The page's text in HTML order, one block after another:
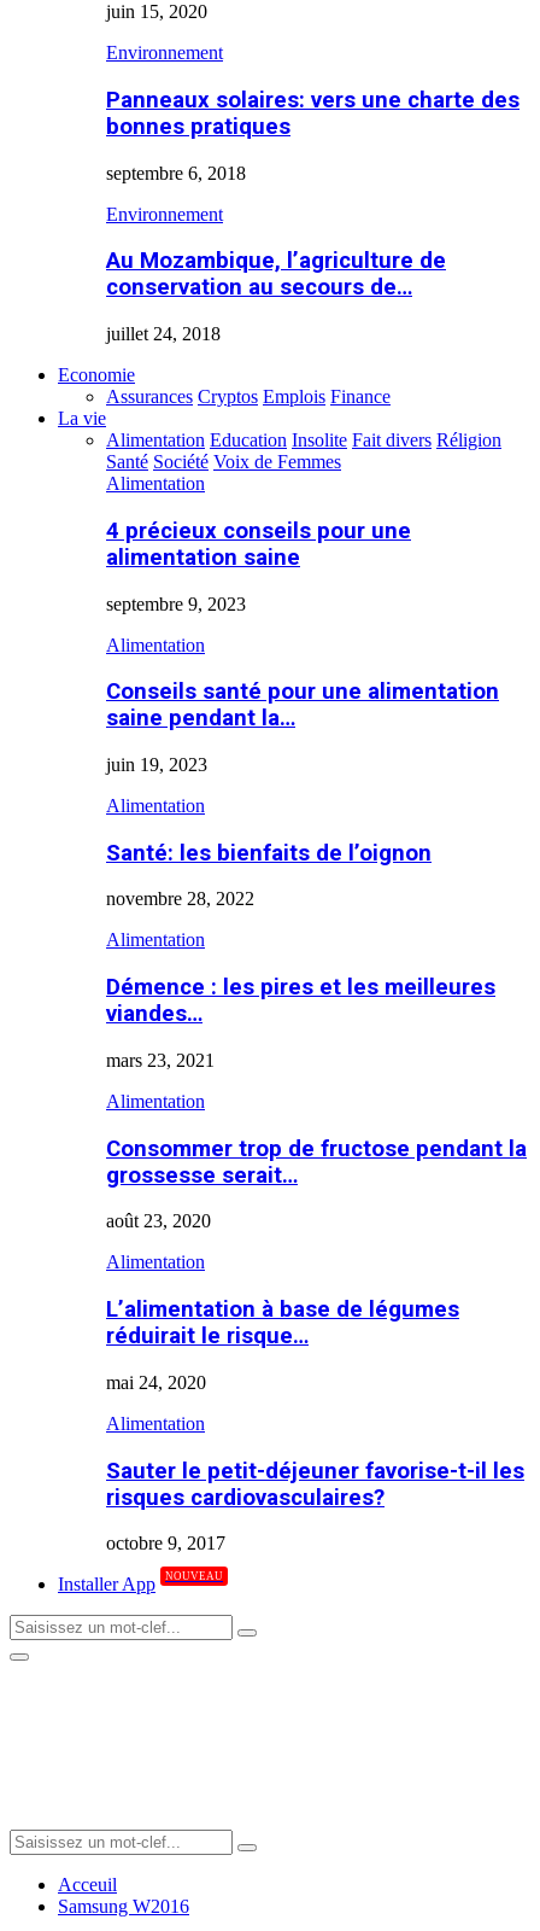
juin 15, 2020
Environnement
Panneaux solaires: vers une charte des
bonnes pratiques
septembre 6, 2018
Environnement
Au Mozambique, l’agriculture de
conservation au secours de…
juillet 24, 2018
Economie
Assurances Cryptos Emplois Finance
La vie
Alimentation Education Insolite Fait divers Réligion
Santé Société Voix de Femmes
Alimentation
4 précieux conseils pour une
alimentation saine
septembre 9, 2023
Alimentation
Conseils santé pour une alimentation
saine pendant la…
juin 19, 2023
Alimentation
Santé: les bienfaits de l’oignon
novembre 28, 2022
Alimentation
Démence : les pires et les meilleures
viandes…
mars 23, 2021
Alimentation
Consommer trop de fructose pendant la
grossesse serait…
août 23, 2020
Alimentation
L’alimentation à base de légumes
réduirait le risque…
mai 24, 2020
Alimentation
Sauter le petit-déjeuner favorise-t-il les
risques cardiovasculaires?
octobre 9, 2017
Installer App
NOUVEAU
Search
for:
Search
Primary
Search
for:
Search
Acceuil
Samsung W2016